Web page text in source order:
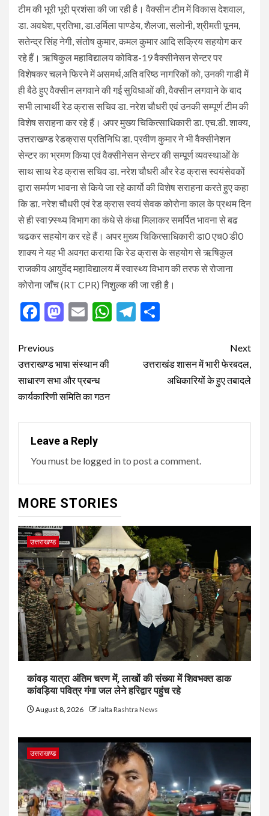
टीम की भूरी भूरी प्रशंसा की जा रही है। वैक्सीन टीम में विकास देशवाल,
डा. अवधेश, प्रतिभा, डा.उर्मिला पाण्डेय, शैलजा, सलोनी, श्रीमती पूनम,
सतेन्द्र सिंह नेगी, संतोष कुमार, कमल कुमार आदि सक्रिय सहयोग कर
रहे हैं। ऋषिकुल महाविद्यालय कोविड-19 वैक्सीनेसन सेन्टर पर
विशेषकर चलने फिरने में असमर्थ,अति वरिष्ठ नागरिकों को, उनकी गाडी में
ही बैठे हुए वैक्सीन लगवाने की गई सुविधाओं की, वैक्सीन लगवाने के बाद
सभी लाभार्थी रेड क्रास सचिव डा. नरेश चौधरी एवं उनकी सम्पूर्ण टीम की
विशेष सराहना कर रहे हैं। अपर मुख्य चिकित्साधिकारी डा. एच.डी. शाक्य,
उत्तराखण्ड रेडक्रास प्रतिनिधि डा. प्रवीण कुमार ने भी वैक्सीनेशन
सेन्टर का भ्रमण किया एवं वैक्सीनेसन सेन्टर की सम्पूर्ण व्यवस्थाओं के
साथ साथ रेड क्रास सचिव डा. नरेश चौधरी और रेड क्रास स्वयंसेवकों
द्वारा समर्पण भावना से किये जा रहे कार्यो की विशेष सराहना करते हुए कहा
कि डा. नरेश चौधरी एवं रेड क्रास स्वयं सेवक कोरोना काल के प्रथम दिन
से ही स्वा9स्थ्य विभाग का कंधे से कंधा मिलाकर समर्पित भावना से बढ
चढकर सहयोग कर रहे हैं। अपर मुख्य चिकित्साधिकारी डा0 एच0 डी0
शाक्य ने यह भी अवगत कराया कि रेड क्रास के सहयोग से ऋषिकुल
राजकीय आयुर्वेद महाविद्यालय में स्वास्थ्य विभाग की तरफ से रोजाना
कोरोना जाँच (RT CPR) निशुल्क की जा रही है।
Facebook
Mastodon
EmailWhatsApp
Telegram
Post
navigation
Previous
उत्तराखण्ड भाषा संस्थान की
साधारण सभा और प्रबन्ध
कार्यकारिणी समिति का गठन
Next
उत्तराखंड शासन में भारी फेरबदल,
अधिकारियों के हुए तबादले
Leave a Reply
You must be logged into post a comment.
MORE STORIES
उत्तराखण्ड
कांवड़ यात्रा अंतिम चरण में, लाखों की संख्या में शिवभक्त डाक
कांवड़िया पवित्र गंगा जल लेने हरिद्वार पहुंच रहे
August 8, 2026 Jalta Rashtra News
उत्तराखण्ड